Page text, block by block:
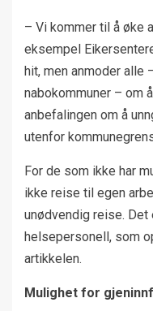
– Vi kommer til å øke
eksempel
hit, men anmoder alle
nabokommuner – om
anbefalingen om å
utenfor
For de som ikke har
ikke reise til egen
unødvendig reise.
helsepersonell, som
artikkelen.
Mulighet for